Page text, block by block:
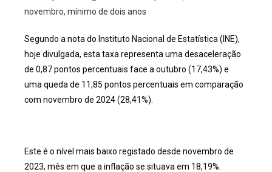
Segundo a nota do Instituto Nacional de Estatística (INE),
hoje divulgada, esta taxa representa uma desaceleração
de 0,87 pontos percentuais face a outubro (17,43%) e
uma queda de 11,85 pontos percentuais em comparação
com novembro de 2024 (28,41%).
Este é o nível mais baixo registado desde novembro de
2023, mês em que a inflação se situava em 18,19%.